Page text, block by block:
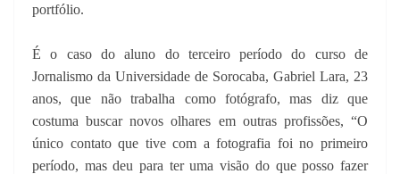
portfólio.
É o caso do aluno do terceiro período do curso de
Jornalismo da Universidade de Sorocaba, Gabriel Lara, 23
anos, que não trabalha como fotógrafo, mas diz que
costuma buscar novos olhares em outras profissões, “O
único contato que tive com a fotografia foi no primeiro
período, mas deu para ter uma visão do que posso fazer